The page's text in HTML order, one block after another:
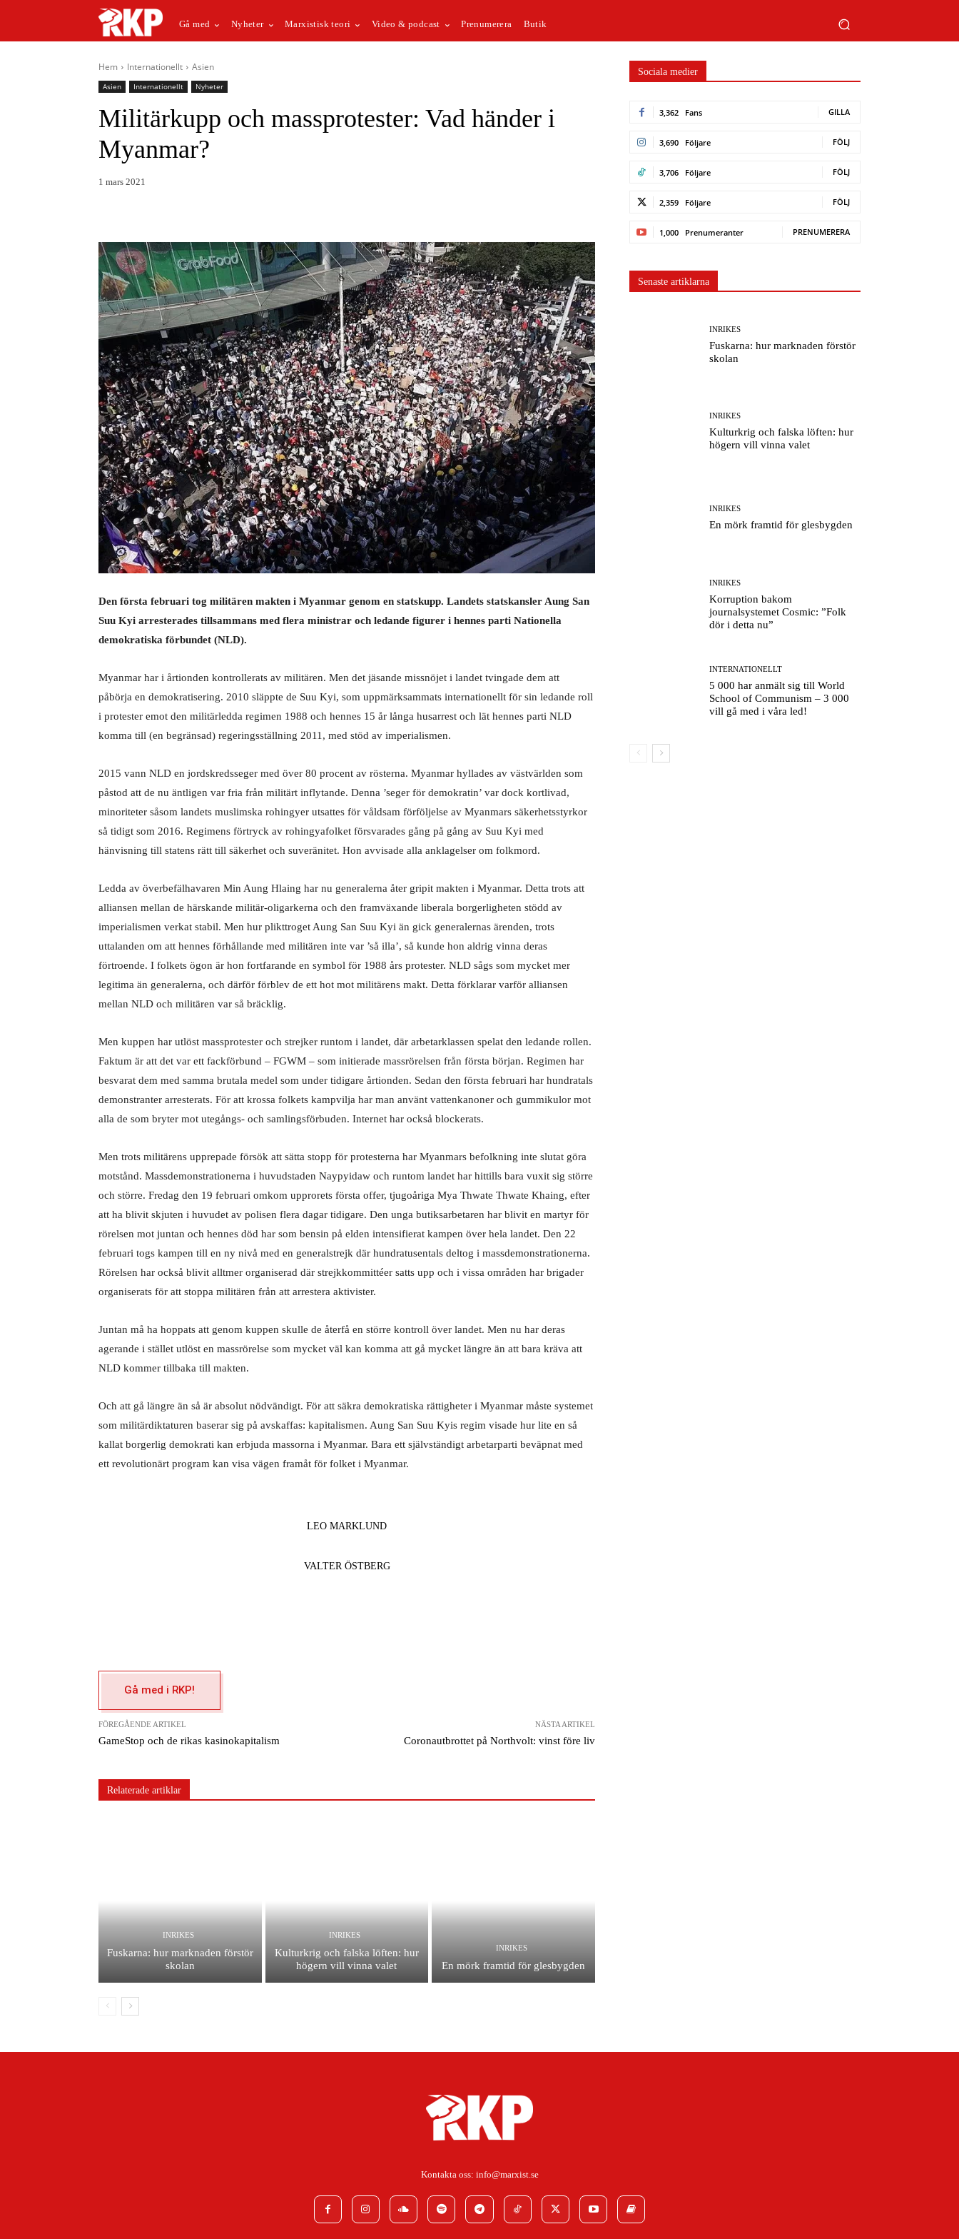
Gå med Nyheter Marxistisk teori Video & podcast Prenumerera Butik
Hem Internationellt Asien
Asien Internationellt Nyheter
Militärkupp och massprotester: Vad händer i
Myanmar?
1 mars 2021
Den första februari tog militären makten i Myanmar genom en statskupp. Landets statskansler Aung San
Suu Kyi arresterades tillsammans med flera ministrar och ledande figurer i hennes parti Nationella
demokratiska förbundet (NLD).
Myanmar har i årtionden kontrollerats av militären. Men det jäsande missnöjet i landet tvingade dem att
påbörja en demokratisering. 2010 släppte de Suu Kyi, som uppmärksammats internationellt för sin ledande roll
i protester emot den militärledda regimen 1988 och hennes 15 år långa husarrest och lät hennes parti NLD
komma till (en begränsad) regeringsställning 2011, med stöd av imperialismen.
2015 vann NLD en jordskredsseger med över 80 procent av rösterna. Myanmar hyllades av västvärlden som
påstod att de nu äntligen var fria från militärt inflytande. Denna ’seger för demokratin’ var dock kortlivad,
minoriteter såsom landets muslimska rohingyer utsattes för våldsam förföljelse av Myanmars säkerhetsstyrkor
så tidigt som 2016. Regimens förtryck av rohingyafolket försvarades gång på gång av Suu Kyi med
hänvisning till statens rätt till säkerhet och suveränitet. Hon avvisade alla anklagelser om folkmord.
Ledda av överbefälhavaren Min Aung Hlaing har nu generalerna åter gripit makten i Myanmar. Detta trots att
alliansen mellan de härskande militär-oligarkerna och den framväxande liberala borgerligheten stödd av
imperialismen verkat stabil. Men hur plikttroget Aung San Suu Kyi än gick generalernas ärenden, trots
uttalanden om att hennes förhållande med militären inte var ’så illa’, så kunde hon aldrig vinna deras
förtroende. I folkets ögon är hon fortfarande en symbol för 1988 års protester. NLD sågs som mycket mer
legitima än generalerna, och därför förblev de ett hot mot militärens makt. Detta förklarar varför alliansen
mellan NLD och militären var så bräcklig.
Men kuppen har utlöst massprotester och strejker runtom i landet, där arbetarklassen spelat den ledande rollen.
Faktum är att det var ett fackförbund – FGWM – som initierade massrörelsen från första början. Regimen har
besvarat dem med samma brutala medel som under tidigare årtionden. Sedan den första februari har hundratals
demonstranter arresterats. För att krossa folkets kampvilja har man använt vattenkanoner och gummikulor mot
alla de som bryter mot utegångs- och samlingsförbuden. Internet har också blockerats.
Men trots militärens upprepade försök att sätta stopp för protesterna har Myanmars befolkning inte slutat göra
motstånd. Massdemonstrationerna i huvudstaden Naypyidaw och runtom landet har hittills bara vuxit sig större
och större. Fredag den 19 februari omkom upprorets första offer, tjugoåriga Mya Thwate Thwate Khaing, efter
att ha blivit skjuten i huvudet av polisen flera dagar tidigare. Den unga butiksarbetaren har blivit en martyr för
rörelsen mot juntan och hennes död har som bensin på elden intensifierat kampen över hela landet. Den 22
februari togs kampen till en ny nivå med en generalstrejk där hundratusentals deltog i massdemonstrationerna.
Rörelsen har också blivit alltmer organiserad där strejkkommittéer satts upp och i vissa områden har brigader
organiserats för att stoppa militären från att arrestera aktivister.
Juntan må ha hoppats att genom kuppen skulle de återfå en större kontroll över landet. Men nu har deras
agerande i stället utlöst en massrörelse som mycket väl kan komma att gå mycket längre än att bara kräva att
NLD kommer tillbaka till makten.
Och att gå längre än så är absolut nödvändigt. För att säkra demokratiska rättigheter i Myanmar måste systemet
som militärdiktaturen baserar sig på avskaffas: kapitalismen. Aung San Suu Kyis regim visade hur lite en så
kallat borgerlig demokrati kan erbjuda massorna i Myanmar. Bara ett självständigt arbetarparti beväpnat med
ett revolutionärt program kan visa vägen framåt för folket i Myanmar.
LEO MARKLUND
VALTER ÖSTBERG
Gå med i RKP!
FÖREGÅENDE ARTIKEL
GameStop och de rikas kasinokapitalism
NÄSTA ARTIKEL
Coronautbrottet på Northvolt: vinst före liv
Relaterade artiklar
INRIKES
Fuskarna: hur marknaden förstör
skolan
INRIKES
Kulturkrig och falska löften: hur
högern vill vinna valet
INRIKES
En mörk framtid för glesbygden
Sociala medier
3,362 Fans GILLA
3,690 Följare FÖLJ
3,706 Följare FÖLJ
2,359 Följare FÖLJ
1,000 Prenumeranter PRENUMERERA
Senaste artiklarna
INRIKES
Fuskarna: hur marknaden förstör
skolan
INRIKES
Kulturkrig och falska löften: hur
högern vill vinna valet
INRIKES
En mörk framtid för glesbygden
INRIKES
Korruption bakom
journalsystemet Cosmic: ”Folk
dör i detta nu”
INTERNATIONELLT
5 000 har anmält sig till World
School of Communism – 3 000
vill gå med i våra led!
Kontakta oss: info@marxist.se